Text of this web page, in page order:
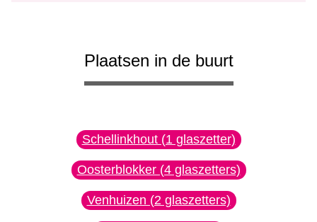
Plaatsen in de buurt
Schellinkhout (1 glaszetter)
Oosterblokker (4 glaszetters)
Venhuizen (2 glaszetters)